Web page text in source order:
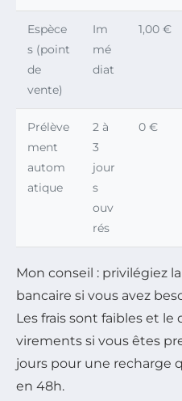
Espèce
s (point
de
vente)
Im
mé
diat
1,00 €
Prélève
ment
autom
atique
2 à
3
jour
s
ouv
rés
0 €
Mon conseil : privilégiez
bancaire si vous avez
Les frais sont faibles et le
virements si vous êtes
jours pour une recharge
en 48h.